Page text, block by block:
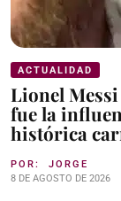
ACTUALIDAD
Lionel
fue la
histórica
POR: JORGE
8 DE AGOSTO DE 2026